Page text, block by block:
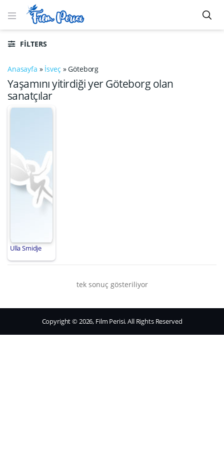
FILTERS
Anasayfa » İsveç »Göteborg
Yaşamını yitirdiği yer Göteborg olan
sanatçılar
Ulla Smidje
tek sonuç gösteriliyor
Copyright © 2026, Film Perisi. All Rights Reserved